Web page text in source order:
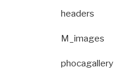
headers
M_images
phocagallery